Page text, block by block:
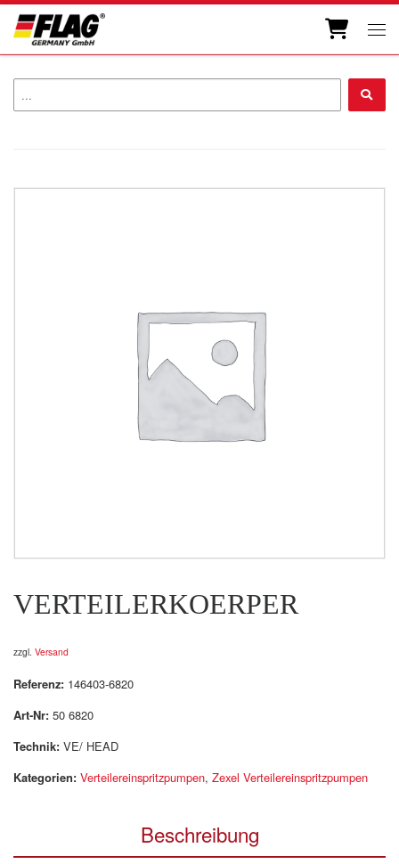
Zum Inhalt springen
VERTEILERKOERPER
zzgl. Versand
Referenz: 146403-6820
Art-Nr: 50 6820
Technik: VE/ HEAD
Kategorien: Verteilereinspritzpumpen, Zexel Verteilereinspritzpumpen
Beschreibung